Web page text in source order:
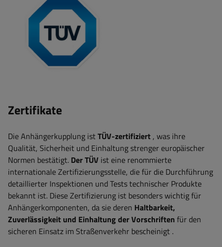
Zertifikate
Die Anhängerkupplung istTÜV-zertifiziert , was ihre
Qualität, Sicherheit und Einhaltung strenger europäischer
Normen bestätigt. Der TÜV ist eine renommierte
internationale Zertifizierungsstelle, die für die Durchführung
detaillierter Inspektionen und Tests technischer Produkte
bekannt ist. Diese Zertifizierung ist besonders wichtig für
Anhängerkomponenten, da sie deren Haltbarkeit,
Zuverlässigkeit und Einhaltung der Vorschriften für den
sicheren Einsatz im Straßenverkehr bescheinigt .